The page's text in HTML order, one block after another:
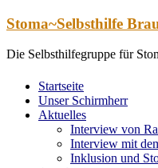
Zum
springen
Stoma~Selbsthilfe
Die Selbsthilfegruppe für
Startseite
Unser Schirmherr
Aktuelles
Interview von
Interview mit
Inklusion und